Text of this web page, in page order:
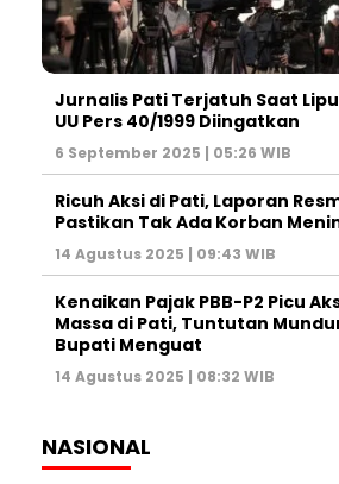
Jurnalis Pati Terjatuh Saat
UU Pers 40/1999 Diingatkan
6 September 2025 | 05:26 WIB
Ricuh Aksi di Pati, Laporan
Pastikan Tak Ada Korban
14 Agustus 2025 | 09:43 WIB
Kenaikan Pajak PBB-P2 Picu
Massa di Pati, Tuntutan
Bupati Menguat
14 Agustus 2025 | 08:32 WIB
NASIONAL